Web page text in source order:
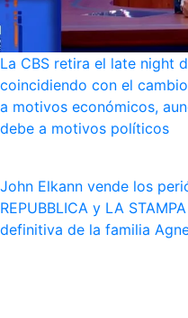
La CBS retira el late night
coincidiendo con el
a motivos económicos,
debe a motivos políticos
John Elkann vende los
REPUBBLICA y LA
definitiva de la familia